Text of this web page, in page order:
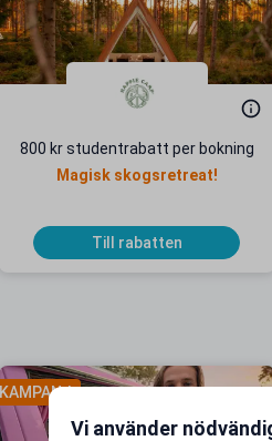
800 kr studentrabatt per bokning
Magisk skogsretreat!
Till rabatten
KAMPANJ
Vi använder